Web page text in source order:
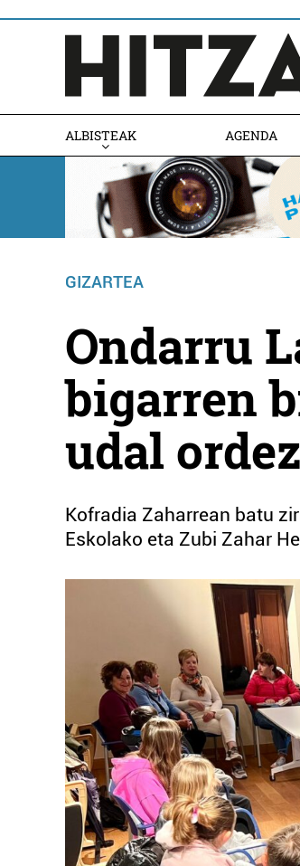
ALBISTEAK AGENDA
GIZARTEA
Ondarru
bigarren
udal
Kofradia Zaharrean batu
Eskolako eta Zubi Zahar